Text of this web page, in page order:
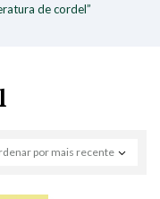
de cordel”
por mais recente